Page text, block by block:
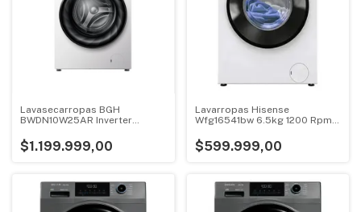
Lavasecarropas BGH
BWDN10W25AR Inverter
$1.199.999,00
Lavarropas Hisense
Wfg16541bw 6.5kg 1200 Rpm
$599.999,00